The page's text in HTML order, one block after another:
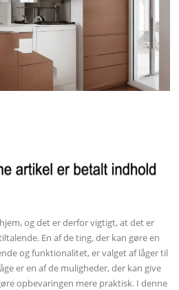
og det er derfor vigtigt, at det er
En af de ting, der kan gøre en
og funktionalitet, er valget af låger til
er en af de muligheder, der kan give
opbevaringen mere praktisk. I denne